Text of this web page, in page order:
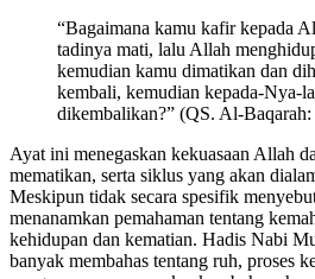
“Bagaimana kamu kafir kepada
tadinya mati, lalu Allah
kemudian kamu dimatikan dan
kembali, kemudian kepada-Nya-
dikembalikan?” (QS. Al-
Ayat ini menegaskan kekuasaan Allah
mematikan, serta siklus yang akan
Meskipun tidak secara spesifik
menanamkan pemahaman tentang
kehidupan dan kematian. Hadis Nabi
banyak membahas tentang ruh, proses